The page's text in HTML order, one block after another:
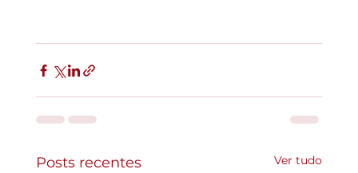
Posts recentes Ver tudo